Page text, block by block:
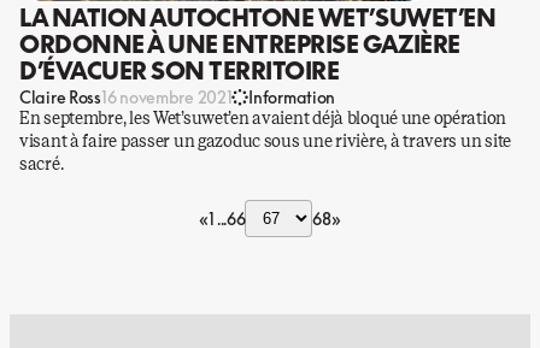
LA NATION AUTOCHTONE WET’SUWET’EN
ORDONNE À UNE ENTREPRISE GAZIÈRE
D’ÉVACUER SON TERRITOIRE
Claire Ross16 novembre 2021 Information
En septembre, les Wet’suwet’en avaient déjà bloqué une opération
visant à faire passer un gazoduc sous une rivière, à travers un site
sacré.
«1 66 68»